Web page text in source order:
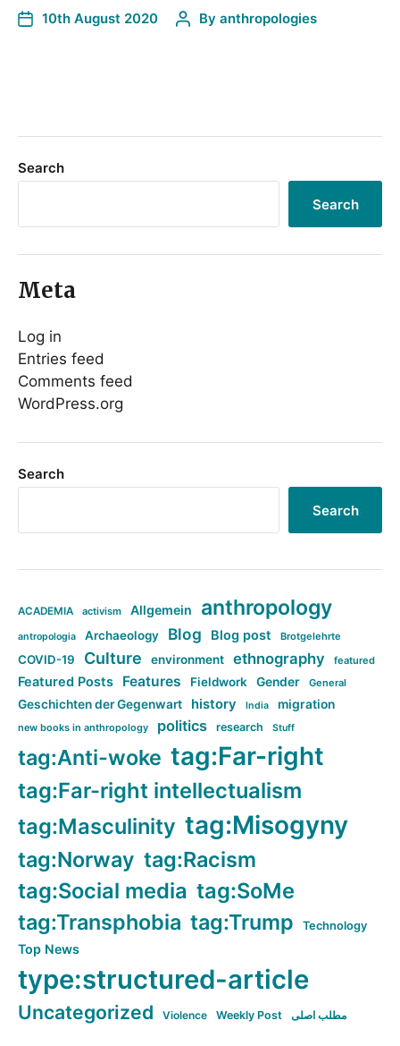
10th August 2020 By anthropologies
Search
Search
Meta
Log in
Entries feed
Comments feed
WordPress.org
Search
Search
ACADEMIA activism Allgemein anthropology
antropologia Archaeology Blog Blog post Brotgelehrte
COVID-19 Culture environment ethnography featured
Featured Posts Features Fieldwork Gender General
Geschichten der Gegenwart history India migration
new books in anthropology politics research Stuff
tag:Anti-woke tag:Far-right
tag:Far-right intellectualism
tag:Masculinity tag:Misogyny
tag:Norway tag:Racism
tag:Social media tag:SoMe
tag:Transphobia tag:Trump Technology
Top News
type:structured-article
Uncategorized Violence Weekly Post مطلب اصلی